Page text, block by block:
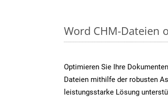
Word CHM-Dateien
Optimieren Sie Ihre
Dateien mithilfe der robusten
leistungsstarke Lösung